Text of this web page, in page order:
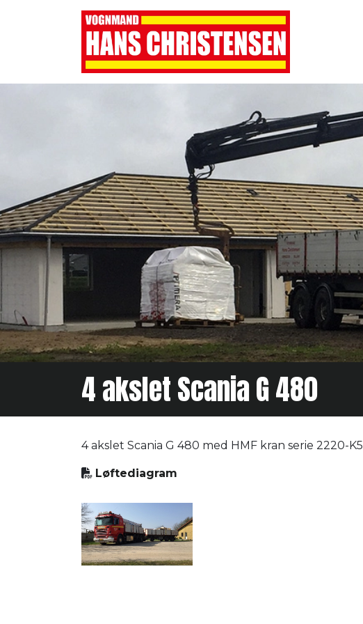
4 akslet Scania G 480
4 akslet Scania G 480 med HMF kran serie 2220-K5
Løftediagram